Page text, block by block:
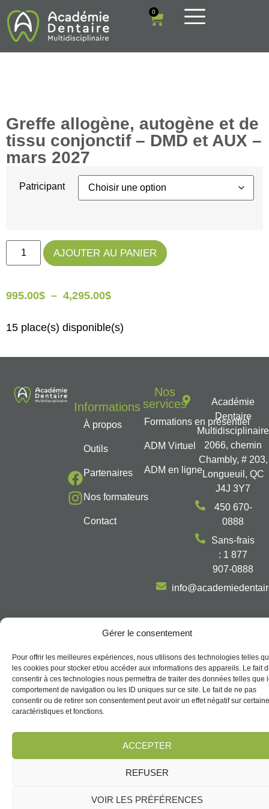
Gérer le consentement
Pour offrir les meilleures expériences, nous utilisons des technologies telles
les cookies pour stocker et/ou accéder aux informations des appareils. Le fait
consentir à ces technologies nous permettra de traiter des données telles que
comportement de navigation ou les ID uniques sur ce site. Le fait de ne pas
consentir ou de retirer son consentement peut avoir un effet négatif sur
caractéristiques et fonctions.
ACCEPTER
REFUSER
VOIR LES PRÉFÉRENCES
0
Greffe allogène, autogène et de
tissu conjonctif – DMD et AUX –
mars 2027
Patricipant
AJOUTER AU PANIER
995.00$ – 4,295.00$
15 place(s) disponible(s)
Informations
À propos
Outils
Partenaires
Nos formateurs
Contact
Nos
services
Formations en présentiel
ADM Virtuel
ADM en ligne
Académie
Dentaire
Multidisciplinaire
2066, chemin
Chambly, # 203,
Longueuil, QC
J4J 3Y7
450 670-
0888
Sans-frais
: 1 877
907-0888
Termes et conditions
Politique de témoins (CA)
Politique de dépôt et d’annulation
@2026, Tous droits réservés | Académie Dentaire Multidisciplinaire |